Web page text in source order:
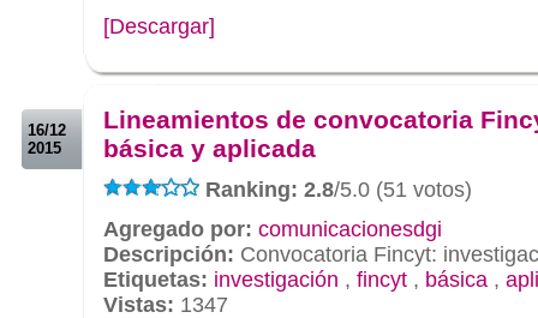
[Descargar]
16/12
2015
Lineamientos de convocatoria
básica y aplicada
Ranking: 2.8/5.0 (51 votos)
Agregado por: comunicacionesdgi
Descripción: Convocatoria Fincyt:
Etiquetas: investigación , fincyt , básica ,
Vistas: 1347